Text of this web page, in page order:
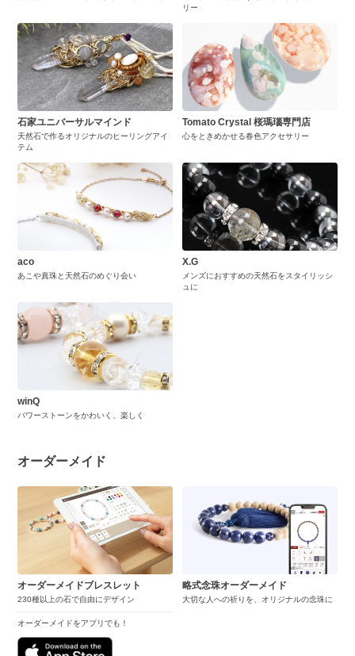
リー
石家ユニバーサルマインド
天然石で作るオリジナルのヒーリングアイ
テム
Tomato Crystal 桜瑪瑙専門店
心をときめかせる春色アクセサリー
aco
あこや真珠と天然石のめぐり会い
X.G
メンズにおすすめの天然石をスタイリッシ
ュに
winQ
パワーストーンをかわいく、楽しく
オーダーメイド
オーダーメイドブレスレット
230種以上の石で自由にデザイン
オーダーメイドをアプリでも！
略式念珠オーダーメイド
大切な人への祈りを、オリジナルの念珠に